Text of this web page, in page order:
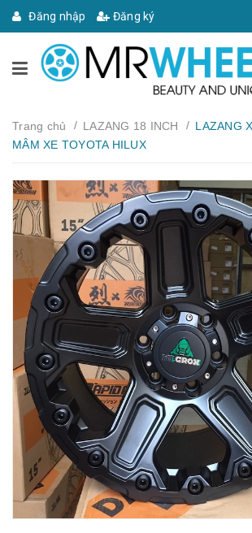
Đăng nhập Đăng ký
Trang chủ / LAZANG 18 INCH / LAZANG
MÂM XE TOYOTA HILUX